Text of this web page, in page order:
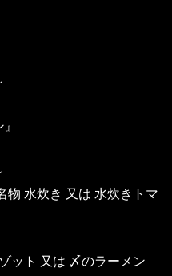
物 水炊き 又は 水炊きトマ
ット 又は 〆のラーメン